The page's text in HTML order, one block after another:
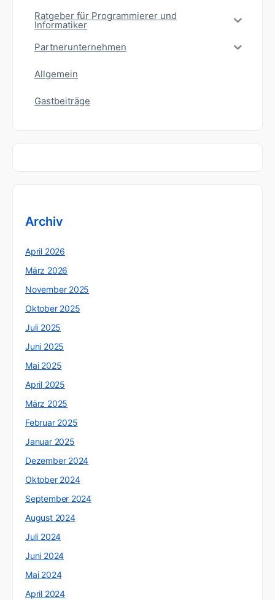
Ratgeber für Programmierer und
Informatiker
Partnerunternehmen
Allgemein
Gastbeiträge
Archiv
April 2026
März 2026
November 2025
Oktober 2025
Juli 2025
Juni 2025
Mai 2025
April 2025
März 2025
Februar 2025
Januar 2025
Dezember 2024
Oktober 2024
September 2024
August 2024
Juli 2024
Juni 2024
Mai 2024
April 2024